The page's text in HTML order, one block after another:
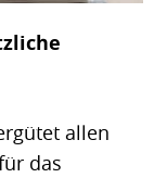
allen
das